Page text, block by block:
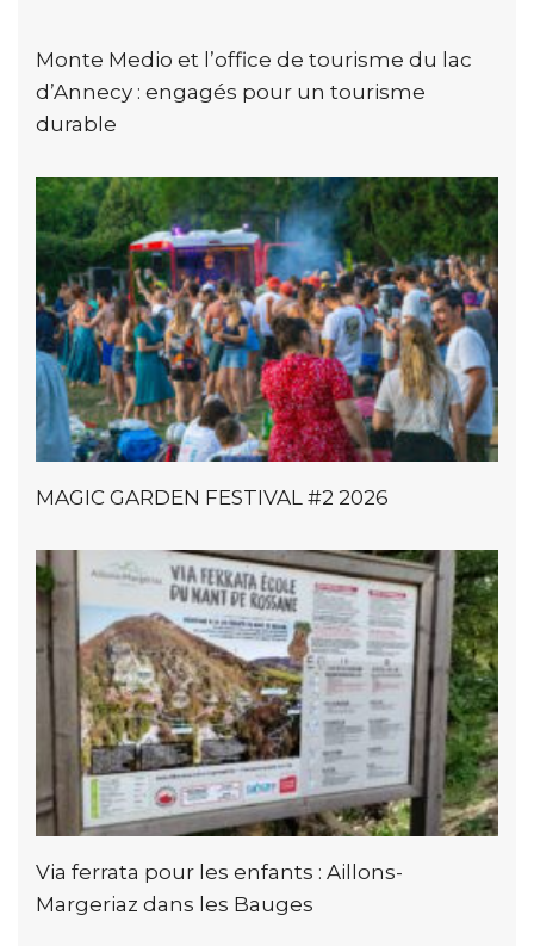
Monte Medio et l’office de tourisme du lac
d’Annecy : engagés pour un tourisme
durable
MAGIC GARDEN FESTIVAL #2 2026
Via ferrata pour les enfants : Aillons-
Margeriaz dans les Bauges